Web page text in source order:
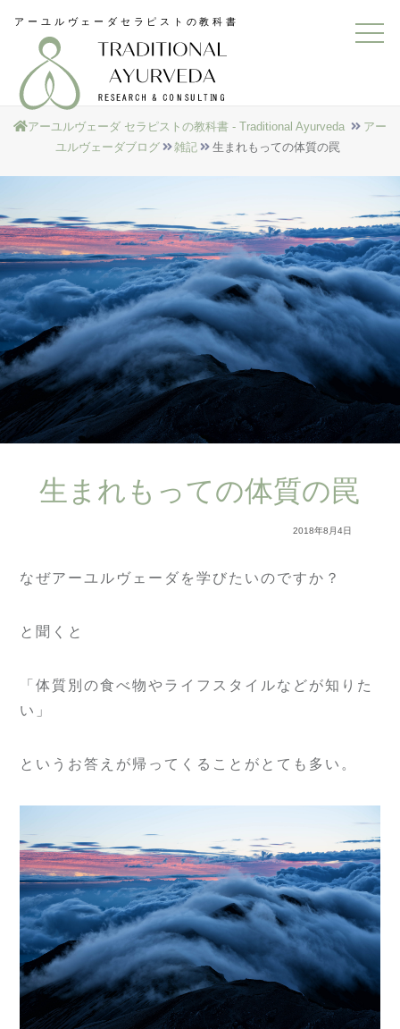
アーユルヴェーダ セラピストの教科書 - Traditional Ayurveda
アー
ユルヴェーダブログ
雑記 生まれもっての体質の罠
生まれもっての体質の罠
2018年8月4日
なぜアーユルヴェーダを学びたいのですか？
と聞くと
「体質別の食べ物やライフスタイルなどが知りた
い」
というお答えが帰ってくることがとても多い。